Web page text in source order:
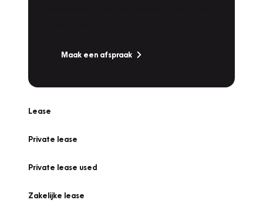
Maak een afspraak
Lease
Private lease
Private lease used
Zakelijke lease